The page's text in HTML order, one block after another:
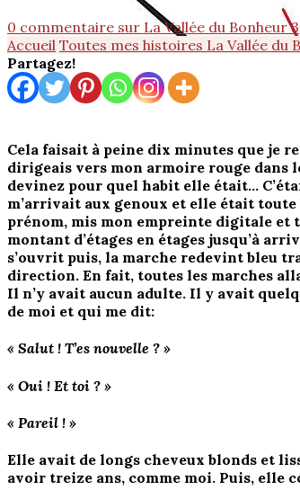
0 commentaire sur La Vallée du Bonheur 3
Accueil Toutes mes histoires La Vallée du
Partagez!
Cela faisait à peine dix minutes que je
dirigeais vers mon armoire rouge dans
devinez pour quel habit elle était…
m’arrivait aux genoux et elle était toute
prénom, mis mon empreinte digitale et
montant d’étages en étages jusqu’à
s’ouvrit puis, la marche redevint bleu
direction. En fait, toutes les marches
Il n’y avait aucun adulte. Il y avait
de moi et qui me dit:
« Salut ! T’es nouvelle ? »
« Oui ! Et toi ? »
« Pareil ! »
Elle avait de longs cheveux blonds et
avoir treize ans, comme moi. Puis, elle